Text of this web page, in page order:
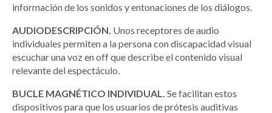
información de los sonidos y entonaciones de los diálogos.
AUDIODESCRIPCIÓN. Unos receptores de audio
individuales permiten a la persona con discapacidad visual
escuchar una voz en off que describe el contenido visual
relevante del espectáculo.
BUCLE MAGNÉTICO INDIVIDUAL. Se facilitan estos
dispositivos para que los usuarios de prótesis auditivas